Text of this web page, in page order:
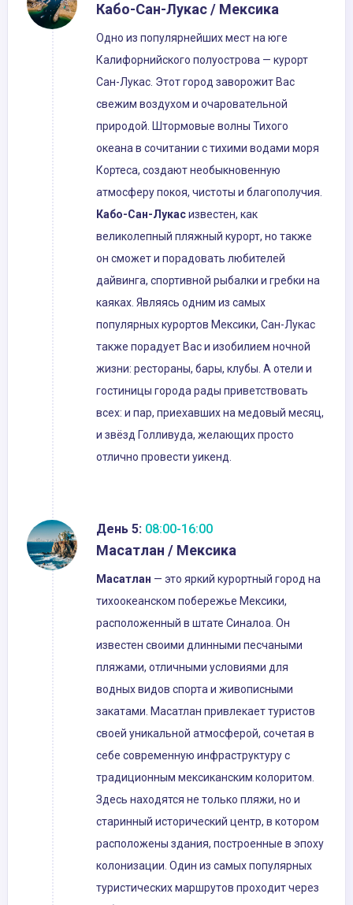
Кабо-Сан-Лукас / Мексика
Одно из популярнейших мест на юге
Калифорнийского полуострова — курорт
Сан-Лукас. Этот город заворожит Вас
свежим воздухом и очаровательной
природой. Штормовые волны Тихого
океана в сочитании с тихими водами моря
Кортеса, создают необыкновенную
атмосферу покоя, чистоты и благополучия.
Кабо-Сан-Лукасизвестен, как
великолепный пляжный курорт, но также
он сможет и порадовать любителей
дайвинга, спортивной рыбалки и гребки на
каяках. Являясь одним из самых
популярных курортов Мексики, Сан-Лукас
также порадует Вас и изобилием ночной
жизни: рестораны, бары, клубы. А отели и
гостиницы города рады приветствовать
всех: и пар, приехавших на медовый месяц,
и звёзд Голливуда, желающих просто
отлично провести уикенд.
День 5: 08:00-16:00
Масатлан / Мексика
Масатлан — это яркий курортный город на
тихоокеанском побережье Мексики,
расположенный в штате Синалоа. Он
известен своими длинными песчаными
пляжами, отличными условиями для
водных видов спорта и живописными
закатами. Масатлан привлекает туристов
своей уникальной атмосферой, сочетая в
себе современную инфраструктуру с
традиционным мексиканским колоритом.
Здесь находятся не только пляжи, но и
старинный исторический центр, в котором
расположены здания, построенные в эпоху
колонизации. Один из самых популярных
туристических маршрутов проходит через